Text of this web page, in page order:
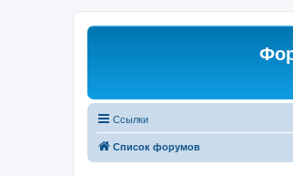
Ссылки
Список форумов